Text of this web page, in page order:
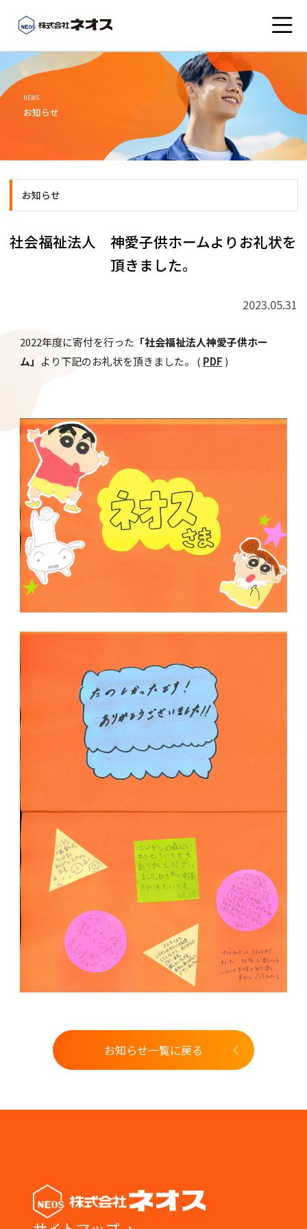
会社概要
事業紹介
NEWS
お知らせ
お知らせ
社会福祉法人 神愛子供ホームよりお礼状を
頂きました。
2023.05.31
2022年度に寄付を行った 「社会福祉法人神愛子供ホー
ム」 より下記のお礼状を頂きました。 ( PDF )
お知らせ一覧に戻る